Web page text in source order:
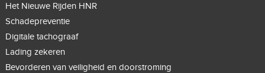
Het Nieuwe Rijden HNR
Schadepreventie
Digitale tachograaf
Lading zekeren
Bevorderen van veiligheid en doorstroming